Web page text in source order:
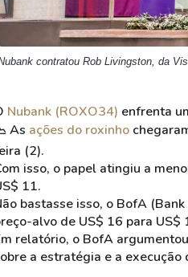
contratou Rob Livingston, da
Nubank (ROXO34) enfrenta
As ações do roxinho
(2).
isso, o papel atingiu a
11.
bastasse isso, o BofA
alvo de US$ 16 para
relatório, o BofA
a estratégia e a execução